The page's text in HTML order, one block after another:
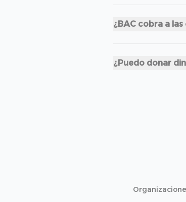
¿BAC cobra a
¿Puedo donar